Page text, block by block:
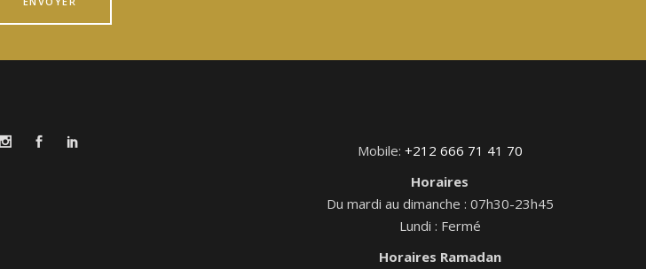
Mobile: +212 666 71 41 70
Horaires
Du mardi au dimanche : 07h30-23h45
Lundi : Fermé
Horaires Ramadan